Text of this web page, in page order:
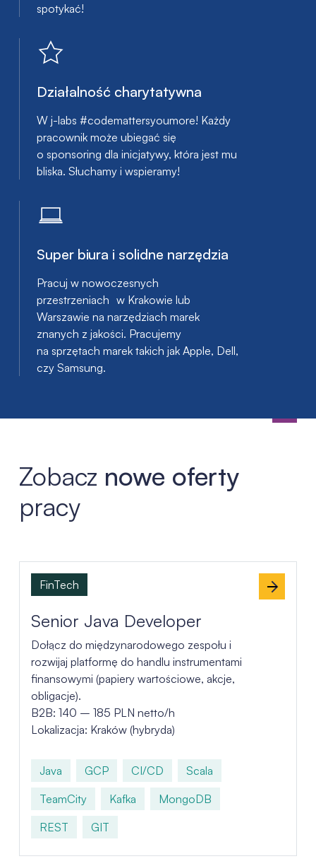
spotykać!
Działalność charytatywna
W j-labs #codemattersyoumore! Każdy
pracownik może ubiegać się
o sponsoring dla inicjatywy, która jest mu
bliska. Słuchamy i wspieramy!
Super biura i solidne narzędzia
Pracuj w nowoczesnych
przestrzeniach w Krakowie lub
Warszawie na narzędziach marek
znanych z jakości. Pracujemy
na sprzętach marek takich jak Apple, Dell,
czy Samsung.
Zobacz nowe oferty
pracy
Senior Java Developer
Dołącz do międzynarodowego zespołu i
rozwijaj platformę do handlu instrumentami
finansowymi (papiery wartościowe, akcje,
obligacje).
B2B: 140 – 185 PLN netto/h
Lokalizacja: Kraków (hybryda)
FinTech
Java GCP CI/CD
Scala
TeamCity
Kafka
MongoDB
REST
GIT